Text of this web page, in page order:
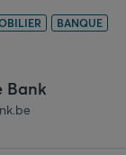
BANQUE
Bank